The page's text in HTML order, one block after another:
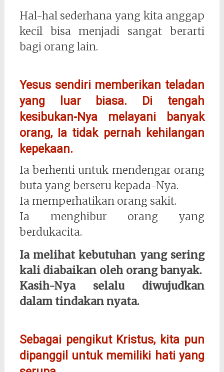
Hal-hal sederhana yang kita anggap
kecil bisa menjadi sangat berarti
bagi orang lain.
Yesus sendiri memberikan teladan
yang luar biasa. Di tengah
kesibukan-Nya melayani banyak
orang, Ia tidak pernah kehilangan
kepekaan.
Ia berhenti untuk mendengar orang
buta yang berseru kepada-Nya.
Ia memperhatikan orang sakit.
Ia menghibur orang yang
berdukacita.
Ia melihat kebutuhan yang sering
kali diabaikan oleh orang banyak.
Kasih-Nya selalu diwujudkan
dalam tindakan nyata.
Sebagai pengikut Kristus, kita pun
dipanggil untuk memiliki hati yang